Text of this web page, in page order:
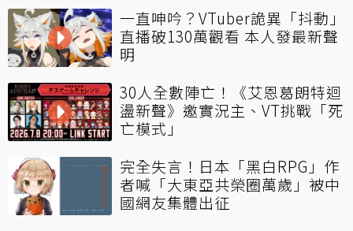
一直呻吟？VTuber詭異「抖動」
直播破130萬觀看 本人發最新聲
明
30人全數陣亡！《艾恩葛朗特迴
盪新聲》邀實況主、VT挑戰「死
亡模式」
完全失言！日本「黑白RPG」作
者喊「大東亞共榮圈萬歲」被中
國網友集體出征